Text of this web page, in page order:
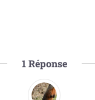
1Réponse